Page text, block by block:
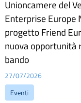
Unioncamere del
Enterprise Europe
progetto Friend
nuova opportunità
bando
27/07/2026
Eventi